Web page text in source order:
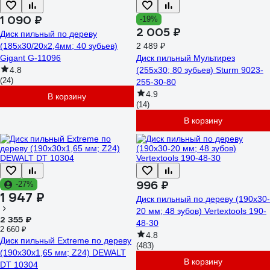
1 090 ₽
Диск пильный по дереву
(185х30/20х2,4мм; 40 зубьев)
Gigant G-11096
4.8
(24)
В корзину
-19%
2 005 ₽
2 489 ₽
Диск пильный Мультирез
(255x30; 80 зубьев) Sturm 9023-
255-30-80
4.9
(14)
В корзину
-27%
1 947 ₽
2 355 ₽
2 660 ₽
Диск пильный Extreme по дереву
(190х30х1,65 мм; Z24) DEWALT
DT 10304
996 ₽
Диск пильный по дереву (190х30-
20 мм; 48 зубов) Vertextools 190-
48-30
4.8
(483)
В корзину